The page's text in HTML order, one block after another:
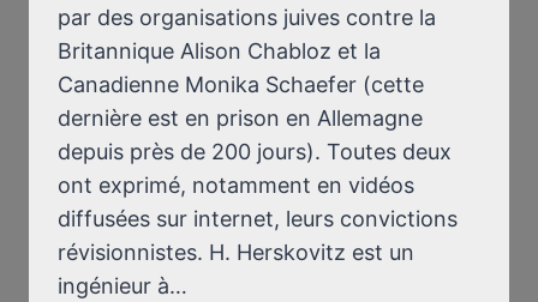
par des organisations juives contre la
Britannique Alison Chabloz et la
Canadienne Monika Schaefer (cette
dernière est en prison en Allemagne
depuis près de 200 jours). Toutes deux
ont exprimé, notamment en vidéos
diffusées sur internet, leurs convictions
révisionnistes. H. Herskovitz est un
ingénieur à…